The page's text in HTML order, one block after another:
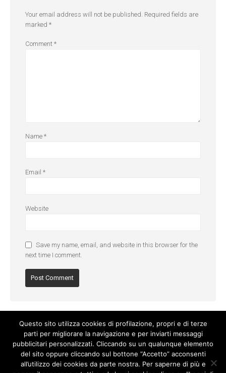
Your email address will not be published. Required fields are
marked *
Comment *
Name *
Email *
Website
Save my name, email, and website in this browser for the
next time I comment.
Questo sito utilizza cookies di profilazione, propri e di terze
parti per migliorare la navigazione e per inviarti messaggi
pubblicitari personalizzati. Cliccando su un qualunque elemento
del sito oppure cliccando sul bottone “Accetto” acconsenti
all’utilizzo dei cookies da parte nostra. Per saperne di più e